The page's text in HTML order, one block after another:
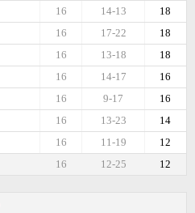
18
14-13
16
18
17-22
16
18
13-18
16
16
14-17
16
16
9-17
16
14
13-23
16
12
11-19
16
12
12-25
16